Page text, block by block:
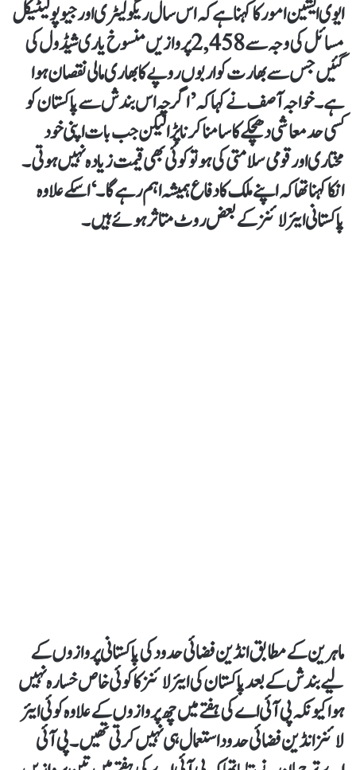
ایوی ایشین امور کا کہنا ہے کہ اس سال ریگولیٹری اور جیو پولیٹیکل
مسائل کی وجہ سے 2,458 پروازیں منسوخ یا ری شیڈول کی
گئیں جس سے بھارت کو اربوں روپے کا بھاری مالی نقصان ہوا
ہے۔ خواجہ آصف نے کہا کہ ’اگرچہ اس بندش سے پاکستان کو
کسی حد معاشی دھچکے کا سامنا کرنا پڑا لیکن جب بات اپنی خود
مختاری اور قومی سلامتی کی ہو تو کوئی بھی قیمت زیادہ نہیں ہوتی۔
انکا کہنا تھا کہ اپنے ملک کا دفاع ہمیشہ اہم رہے گا۔‘ اسکے علاوہ
پاکستانی ایئرلائنز کے بعض روٹ متاثر ہوئے ہیں۔
ماہرین کے مطابق انڈین فضائی حدود کی پاکستانی پروازوں کے
لیے بندش کے بعد پاکستان کی ایئرلائنز کا کوئی خاص خسارہ نہیں
ہوا کیونکہ پی آئی اے کی ہفتے میں چھ پروازوں کے علاوہ کوئی ایئر
لائنز انڈین فضائی حدود استعمال ہی نہیں کرتی تھیں۔ پی آئی